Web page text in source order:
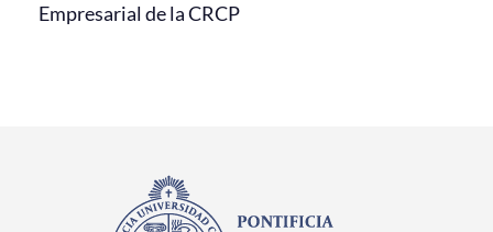
Empresarial de la CRCP